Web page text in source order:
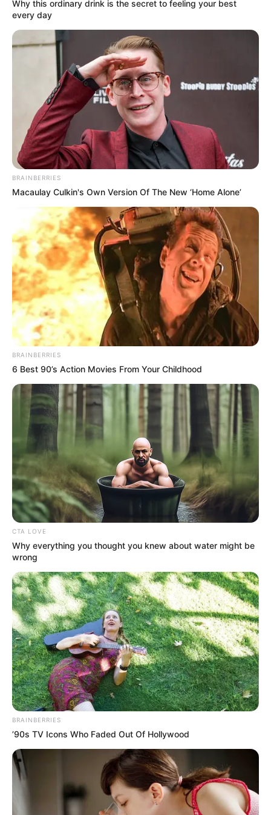
FCT adalah program yang dicanangkan oleh Departemen
Pertahanan AS untuk mengevaluasi teknologi terbaik dari
perusahaan pertahanan sekutu di seluruh dunia, dan
menghubungkannya dengan proyek pengembangan dan akuisisi
yang dipromosikan oleh militer AS.
Dalam hal ini, pejabat pertahanan AS dikirim ke berbagai negara
untuk mengevaluasi lebih dari 300 teknologi asing, dan militer AS
melakukan pemeriksaan dan akhirnya memilih 10 di antaranya
untuk melanjutkan proyek tersebut. Setelah evaluasi pengujian
berhasil diselesaikan, Departemen Pertahanan AS. memutuskan
apakah akan melanjutkan proyek akuisisi terkait atau sebaliknya.
Untuk itu, uji lapangan akan dilakukan di dekat Pangkalan Korps
Marinir AS di Hawaii, di mana Arion-SMET akan diuji untuk
mengangkut bahan bakar, makanan dan air, pasien, dan
perbaikan suku cadang dari lokasi yang ditentukan hingga jarak
Why this ordinary drink is the secret to feeling your best
every day
BRAINBERRIES
Macaulay Culkin's Own Version Of The New ‘Home Alone’
BRAINBERRIES
6 Best 90’s Action Movies From Your Childhood
CTA LOVE
Why everything you thought you knew about water might be
wrong
BRAINBERRIES
’90s TV Icons Who Faded Out Of Hollywood